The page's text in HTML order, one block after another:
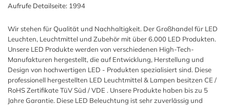
Aufrufe Detailseite: 1994
Wir stehen für Qualität und Nachhaltigkeit. Der Großhandel für LED
Leuchten, Leuchtmittel und Zubehör mit über 6.000 LED Produkten.
Unsere LED Produkte werden von verschiedenen High-Tech-
Manufakturen hergestellt, die auf Entwicklung, Herstellung und
Design von hochwertigen LED - Produkten spezialisiert sind. Diese
professionell hergestellten LED Leuchtmittel & Lampen besitzen CE /
RoHS Zertifikate TüV Süd / VDE . Unsere Produkte haben bis zu 5
Jahre Garantie. Diese LED Beleuchtung ist sehr zuverlässig und